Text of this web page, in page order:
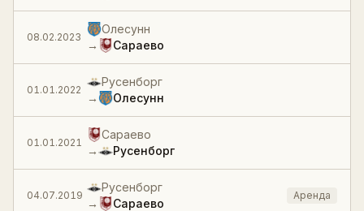
08.02.2023
Олесунн
→
Сараево
01.01.2022
Русенборг
→
Олесунн
01.01.2021
Сараево
→
Русенборг
04.07.2019
Русенборг
→
Сараево
Аренда